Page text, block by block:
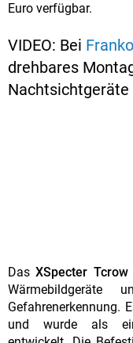
Euro verfügbar.
VIDEO: Bei
drehbares
Nachtsichtgeräte
DasXSpecter Tcrow
Gefahrenerkennung.
und wurde als